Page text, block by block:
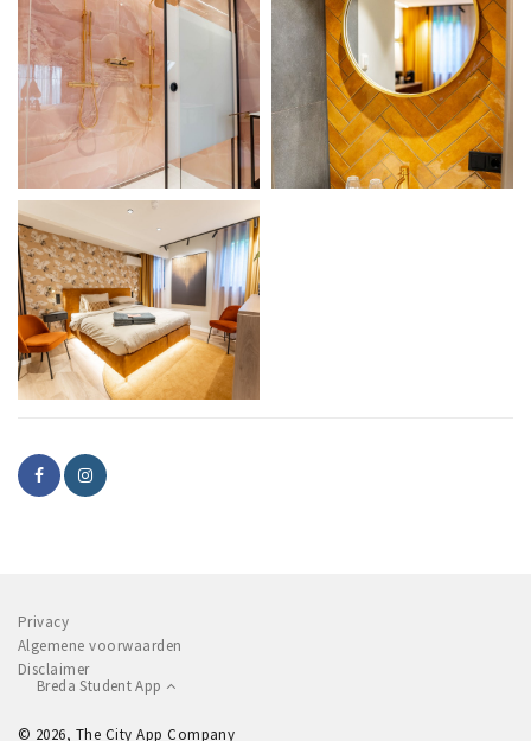
Privacy
Algemene voorwaarden
Disclaimer
Breda Student App
© 2026, The City App Company